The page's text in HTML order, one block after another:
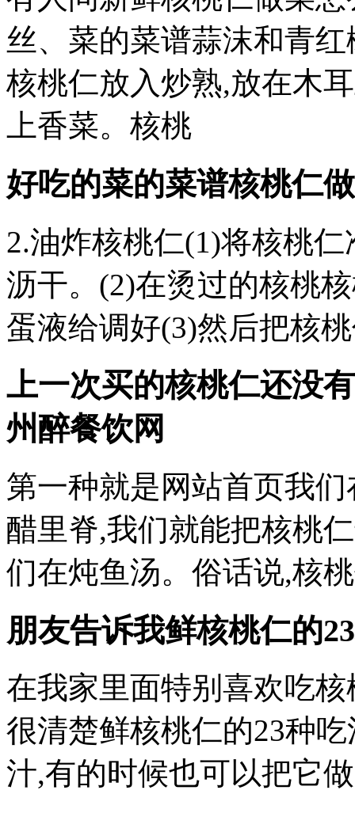
丝、菜的菜谱蒜沫和青
核桃仁放入炒熟,放在木
上香菜。核桃
好吃的菜的菜谱核桃仁
2.油炸核桃仁(1)将核桃
沥干。(2)在烫过的核桃
蛋液给调好(3)然后把核
上一次买的核桃仁还没
州醉餐饮网
第一种就是网站首页我
醋里脊,我们就能把核桃
们在炖鱼汤。俗话说,核
朋友告诉我鲜核桃仁的
在我家里面特别喜欢吃
很清楚鲜核桃仁的23种
汁,有的时候也可以把它